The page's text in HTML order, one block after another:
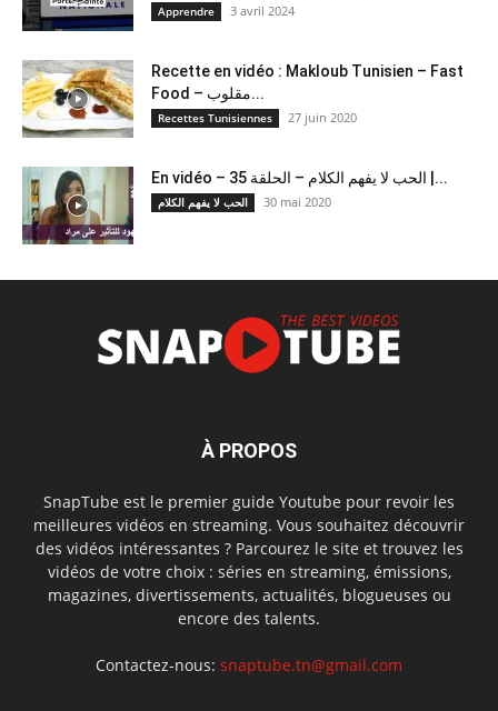
Apprendre 3 avril 2024
Recette en vidéo : Makloub Tunisien – Fast
Food – مقلوب...
Recettes Tunisiennes 27 juin 2020
En vidéo – الحب لا يفهم الكلام – الحلقة 35 |...
الحب لا يفهم الكلام 30 mai 2020
À PROPOS
SnapTube est le premier guide Youtube pour revoir les
meilleures vidéos en streaming. Vous souhaitez découvrir
des vidéos intéressantes ? Parcourez le site et trouvez les
vidéos de votre choix : séries en streaming, émissions,
magazines, divertissements, actualités, blogueuses ou
encore des talents.
Contactez-nous: snaptube.tn@gmail.com